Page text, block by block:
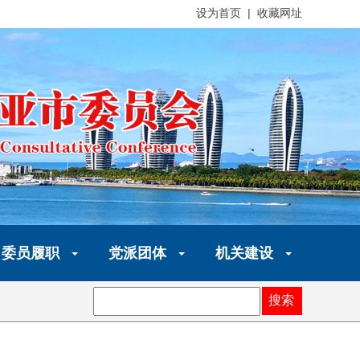
设为首页 | 收藏网址
委员履职 党派团体 机关建设
搜索